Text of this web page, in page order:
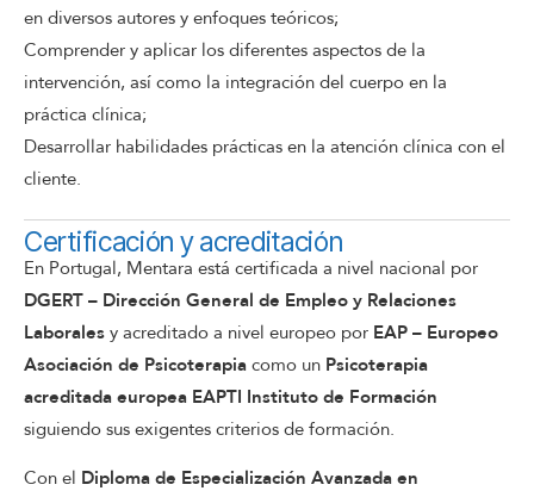
en diversos autores y enfoques teóricos;
Comprender y aplicar los diferentes aspectos de la
intervención, así como la integración del cuerpo en la
práctica clínica;
Desarrollar habilidades prácticas en la atención clínica con el
cliente.
Certificación y acreditación
En Portugal, Mentara está certificada a nivel nacional por
DGERT – Dirección General de Empleo y Relaciones
Laborales y acreditado a nivel europeo por EAP – Europeo
Asociación de Psicoterapia como un Psicoterapia
acreditada europea EAPTI Instituto de Formación
siguiendo sus exigentes criterios de formación.
Con el Diploma de Especialización Avanzada en